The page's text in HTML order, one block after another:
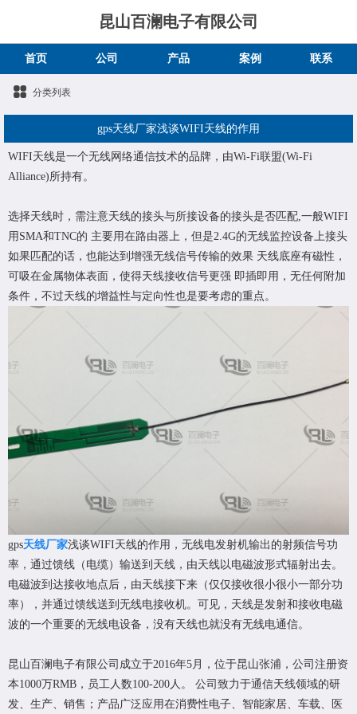
昆山百澜电子有限公司
首页 公司 产品 案例 联系
分类列表
​gps天线厂家浅谈WIFI天线的作用
WIFI天线是一个无线网络通信技术的品牌，由Wi-Fi联盟(Wi-Fi
Alliance)所持有。
选择天线时，需注意天线的接头与所接设备的接头是否匹配,一般WIFI
用SMA和TNC的 主要用在路由器上，但是2.4G的无线监控设备上接头
如果匹配的话，也能达到增强无线信号传输的效果 天线底座有磁性，
可吸在金属物体表面，使得天线接收信号更强 即插即用，无任何附加
条件，不过天线的增益性与定向性也是要考虑的重点。
gps天线厂家浅谈WIFI天线的作用，无线电发射机输出的射频信号功
率，通过馈线（电缆）输送到天线，由天线以电磁波形式辐射出去。
电磁波到达接收地点后，由天线接下来（仅仅接收很小很小一部分功
率），并通过馈线送到无线电接收机。可见，天线是发射和接收电磁
波的一个重要的无线电设备，没有天线也就没有无线电通信。
昆山百澜电子有限公司成立于2016年5月，位于昆山张浦，公司注册资
本1000万RMB，员工人数100-200人。 公司致力于通信天线领域的研
发、生产、销售；产品广泛应用在消费性电子、智能家居、车载、医